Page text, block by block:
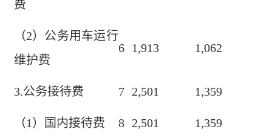
费
（2）公务用车运行
维护费
6 1,913 1,062
3.公务接待费 7 2,501 1,359
（1）国内接待费 8 2,501 1,359